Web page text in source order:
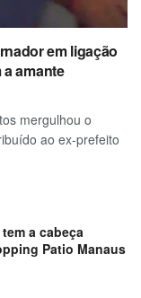
em ligação
amante
mergulhou o
ao ex-prefeito
a cabeça
Patio Manaus